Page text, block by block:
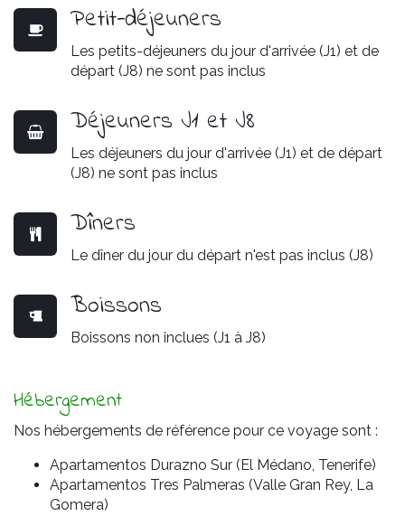
Petit-déjeuners
Les petits-déjeuners du jour d'arrivée (J1) et de
départ (J8) ne sont pas inclus
Déjeuners J1 et J8
Les déjeuners du jour d'arrivée (J1) et de départ
(J8) ne sont pas inclus
Dîners
Le dîner du jour du départ n'est pas inclus (J8)
Boissons
Boissons non inclues (J1 à J8)
Hébergement
Nos hébergements de référence pour ce voyage sont :
Apartamentos Durazno Sur (El Médano, Tenerife)
Apartamentos Tres Palmeras (Valle Gran Rey, La
Gomera)